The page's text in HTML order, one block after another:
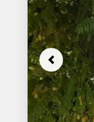
Previous